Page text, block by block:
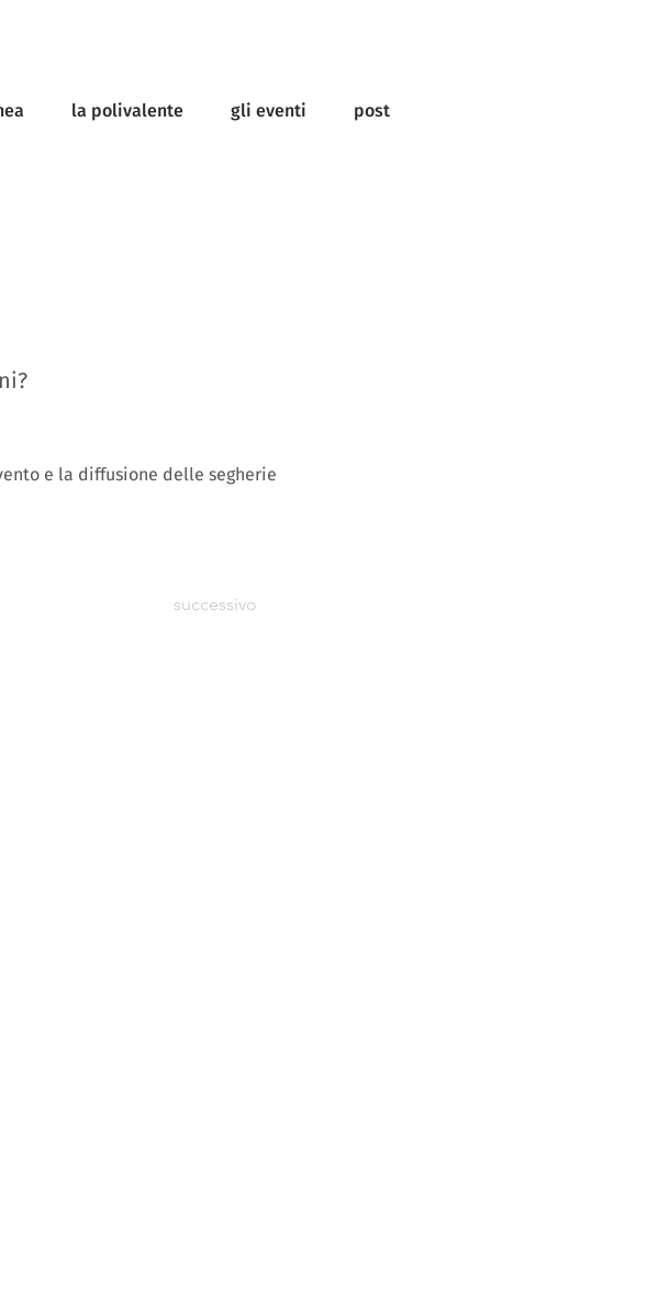
la polivalente gli eventi post
e la diffusione delle segherie
successivo